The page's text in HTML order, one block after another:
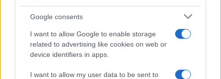
Google consents
I want to allow Google to enable storage
related to advertising like cookies on web or
device identifiers in apps.
I want to allow my user data to be sent to
SpaceX in ascesa: Unipol e Intesa Sanpaolo tra gli investitori
principali
Francesca Galli · 8 Ago 2026